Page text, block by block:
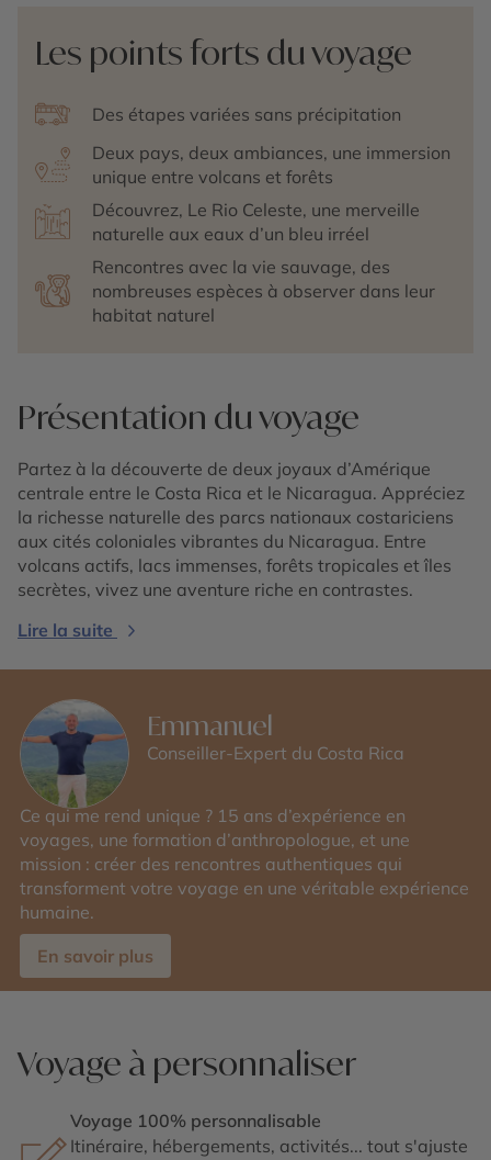
Les points forts du voyage
Des étapes variées sans précipitation
Deux pays, deux ambiances, une immersion
unique entre volcans et forêts
Découvrez, Le Rio Celeste, une merveille
naturelle aux eaux d’un bleu irréel
Rencontres avec la vie sauvage, des
nombreuses espèces à observer dans leur
habitat naturel
Présentation du voyage
Partez à la découverte de deux joyaux d’Amérique
centrale entre le Costa Rica et le Nicaragua. Appréciez
la richesse naturelle des parcs nationaux costariciens
aux cités coloniales vibrantes du Nicaragua. Entre
volcans actifs, lacs immenses, forêts tropicales et îles
secrètes, vivez une aventure riche en contrastes.
Lire la suite
Emmanuel
Conseiller-Expert du Costa Rica
Ce qui me rend unique ? 15 ans d’expérience en
voyages, une formation d’anthropologue, et une
mission : créer des rencontres authentiques qui
transforment votre voyage en une véritable expérience
humaine.
En savoir plus
Voyage à personnaliser
Voyage 100% personnalisable
Itinéraire, hébergements, activités... tout s'ajuste